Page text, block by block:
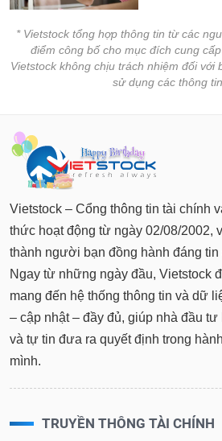
* Vietstock tổng hợp thông tin từ các
điểm công bố cho mục đích cung
Vietstock không chịu trách nhiệm đối với
sử dụng các thông
Vietstock – Cổng thông tin tài chính
thức hoạt động từ ngày 02/08/2002,
thành người bạn đồng hành đáng
Ngay từ những ngày đầu, Vietstock
mang đến hệ thống thông tin và dữ
– cập nhật – đầy đủ, giúp nhà đầu
và tự tin đưa ra quyết định trong
mình.
TRUYỀN THÔNG TÀI CHÍNH